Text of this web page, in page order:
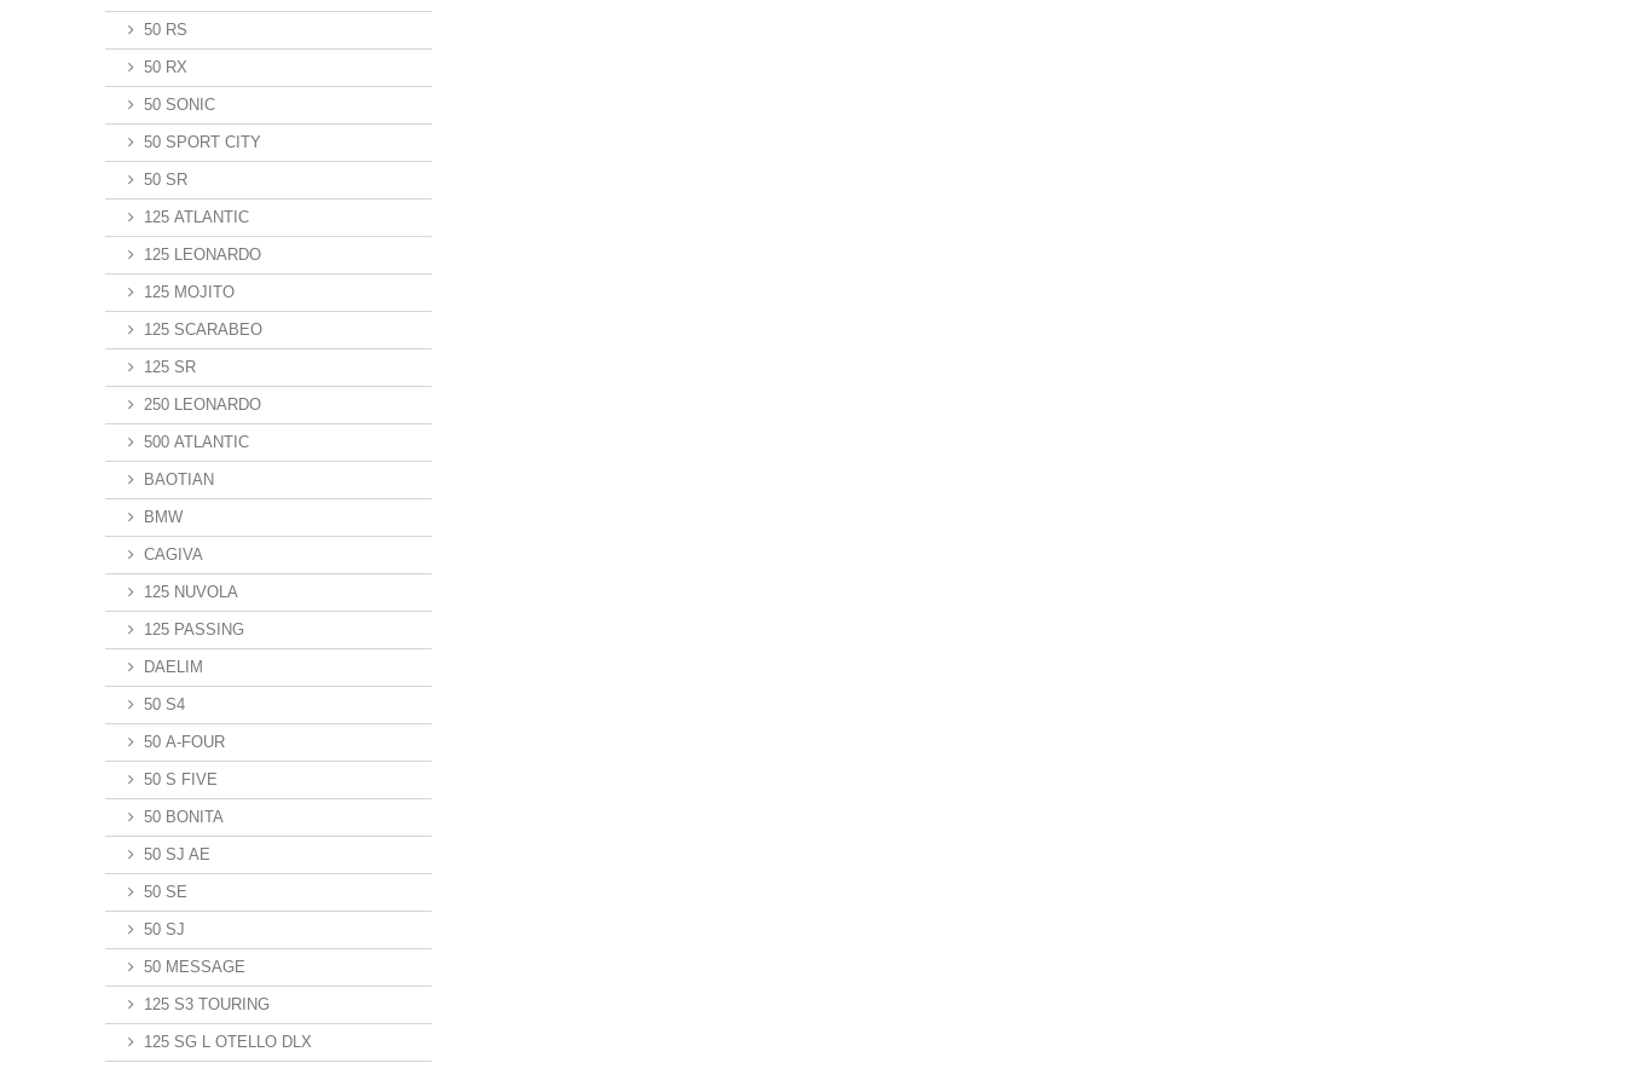
50 RS
50 RX
50 SONIC
50 SPORT CITY
50 SR
125 ATLANTIC
125 LEONARDO
125 MOJITO
125 SCARABEO
125 SR
250 LEONARDO
500 ATLANTIC
BAOTIAN
BMW
CAGIVA
125 NUVOLA
125 PASSING
DAELIM
50 S4
50 A-FOUR
50 S FIVE
50 BONITA
50 SJ AE
50 SE
50 SJ
50 MESSAGE
125 S3 TOURING
125 SG L OTELLO DLX